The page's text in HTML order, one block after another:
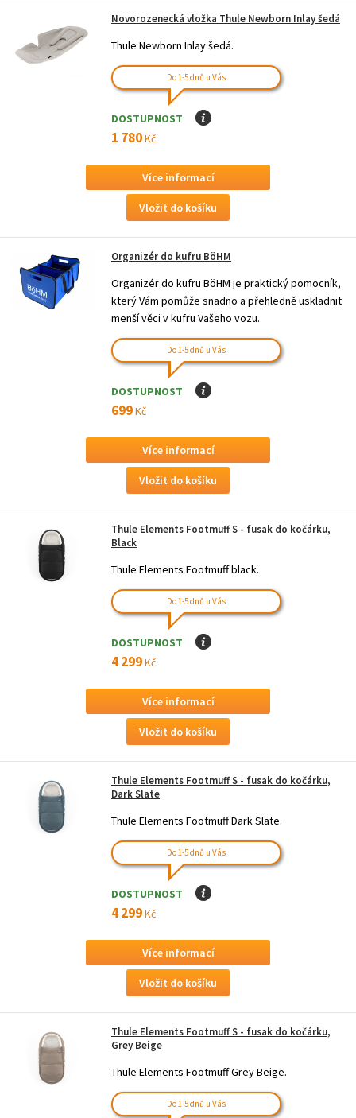
Novorozenecká vložka Thule Newborn Inlay šedá
Thule Newborn Inlay šedá.
Do 1-5 dnů u Vás
DOSTUPNOST I
1 780Kč
Více informací
Organizér do kufru BöHM
Organizér do kufru BöHM je praktický pomocník,
který Vám pomůže snadno a přehledně uskladnit
menší věci v kufru Vašeho vozu.
Do 1-5 dnů u Vás
DOSTUPNOST I
699Kč
Více informací
Thule Elements Footmuff S - fusak do kočárku,
Black
Thule Elements Footmuff black.
Do 1-5 dnů u Vás
DOSTUPNOST I
4 299Kč
Více informací
Thule Elements Footmuff S - fusak do kočárku,
Dark Slate
Thule Elements Footmuff Dark Slate.
Do 1-5 dnů u Vás
DOSTUPNOST I
4 299Kč
Více informací
Thule Elements Footmuff S - fusak do kočárku,
Grey Beige
Thule Elements Footmuff Grey Beige.
Do 1-5 dnů u Vás